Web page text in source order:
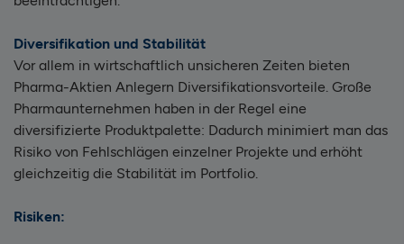
Diversifikation und Stabilität
Vor allem in wirtschaftlich unsicheren Zeiten bieten
Pharma-Aktien Anlegern Diversifikationsvorteile. Große
Pharmaunternehmen haben in der Regel eine
diversifizierte Produktpalette: Dadurch minimiert man das
Risiko von Fehlschlägen einzelner Projekte und erhöht
gleichzeitig die Stabilität im Portfolio.
Risiken: